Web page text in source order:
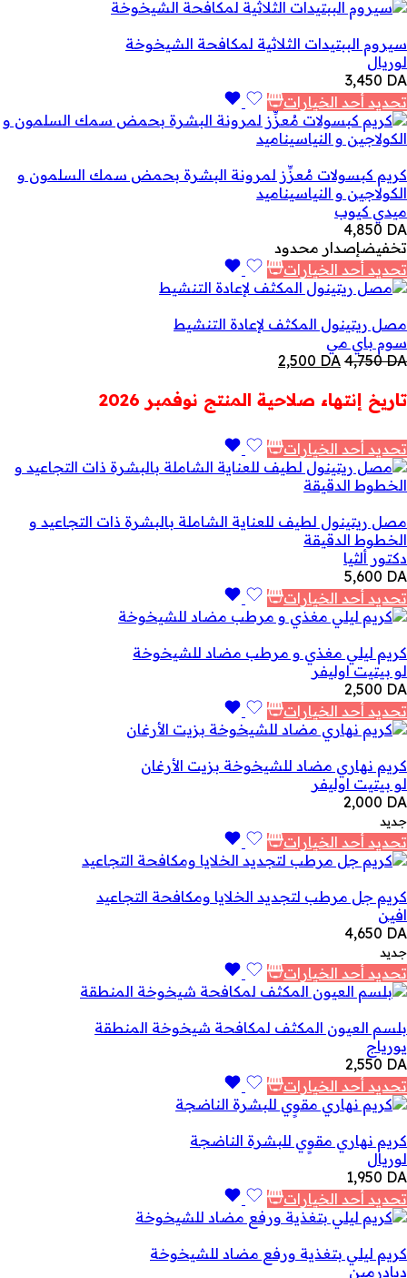
سيروم الببتيدات الثلاثية لمكافحة الشيخوخة
لوريال
3,450 DA
تحديد أحد الخيارات
كريم كبسولات مُعزِّز لمرونة البشرة بحمض سمك السلمون و
الكولاجين و النياسيناميد
ميدي كيوب
4,850 DA
تخفيضإصدار محدود
تحديد أحد الخيارات
مصل ريتينول المكثف لإعادة التنشيط
سوم باي مي
4,750DA
السعر
هو:
4,750 DA.
2,500 DA
السعر
هو:
2,500 DA.
تاريخ إنتهاء صلاحية المنتج نوفمبر 2026
تحديد أحد الخيارات
مصل ريتينول لطيف للعناية الشاملة بالبشرة ذات التجاعيد و
الخطوط الدقيقة
دكتور ألثيا
5,600 DA
تحديد أحد الخيارات
كريم ليلي مغذي و مرطب مضاد للشيخوخة
لو بيتيت اوليفر
2,500 DA
تحديد أحد الخيارات
كريم نهاري مضاد للشيخوخة بزيت الأرغان
لو بيتيت اوليفر
2,000 DA
جديد
تحديد أحد الخيارات
كريم جل مرطب لتجديد الخلايا ومكافحة التجاعيد
افين
4,650 DA
جديد
تحديد أحد الخيارات
بلسم العيون المكثف لمكافحة شيخوخة المنطقة
يورياج
2,550 DA
تحديد أحد الخيارات
كريم نهاري مقوٍي للبشرة الناضجة
لوريال
1,950 DA
تحديد أحد الخيارات
كريم ليلي بتغذية ورفع مضاد للشيخوخة
ديادرمين